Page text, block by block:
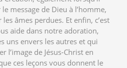
message de Dieu à l’homme,
âmes perdues. Et enfin, c’est
aide dans notre adoration,
uns envers les autres et qui
l’image de Jésus-Christ en
ces leçons vous donnent le